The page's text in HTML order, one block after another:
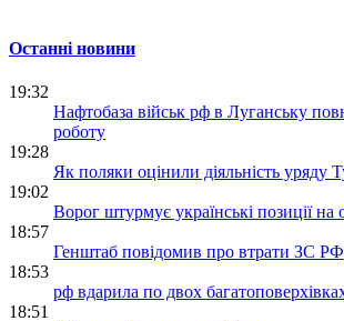
Останні новини
19:32
Нафтобаза військ рф в Луганську
роботу
19:28
Як поляки оцінили діяльність уряду
19:02
Ворог штурмує українські позиції
18:57
Генштаб повідомив про втрати ЗС РФ
18:53
рф вдарила по двох
18:51